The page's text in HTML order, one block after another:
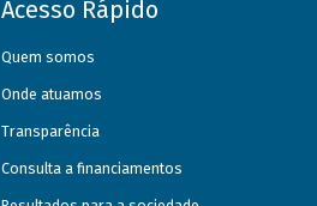
Acesso Rápido
Quem somos
Onde atuamos
Transparência
Consulta a financiamentos